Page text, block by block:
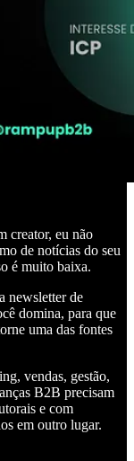
creator, eu não
de notícias do seu
é muito baixa.
newsletter de
domina, para que
uma das fontes
vendas, gestão,
B2B precisam
e com
em outro lugar.